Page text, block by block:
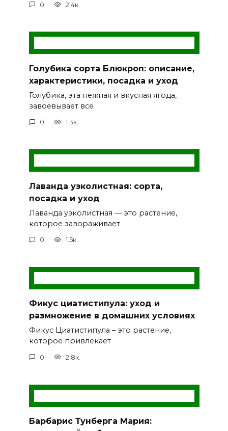
0 2.4к.
Голубика сорта Блюкроп: описание,
характеристики, посадка и уход
Голубика, эта нежная и вкусная ягода,
завоевывает все
0 1.3к.
Лаванда узколистная: сорта,
посадка и уход
Лаванда узколистная — это растение,
которое завораживает
0 1.5к.
Фикус циатистипула: уход и
размножение в домашних условиях
Фикус Циатистипула – это растение,
которое привлекает
0 2.8к.
Барбарис Тунберга Мария: